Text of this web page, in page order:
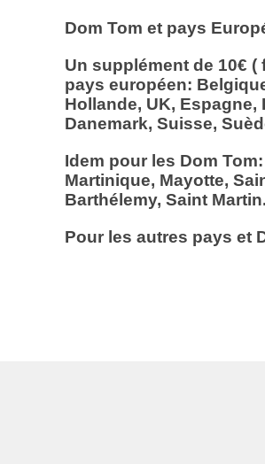
Dom Tom et pays
Un supplément de 10€
pays européen:
Hollande, UK,
Danemark, Suisse,
Idem pour les Dom
Martinique, Mayotte,
Barthélemy, Saint
Pour les autres pays et